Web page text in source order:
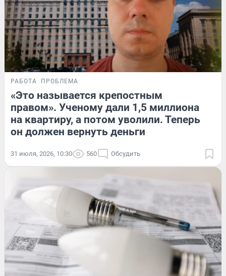
РАБОТА ПРОБЛЕМА
«Это называется крепостным
правом». Ученому дали 1,5 миллиона
на квартиру, а потом уволили. Теперь
он должен вернуть деньги
31 июля, 2026, 10:30 560 Обсудить